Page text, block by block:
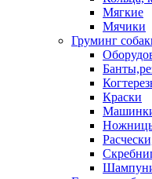
Мягкие
Мячики
Груминг
Краски